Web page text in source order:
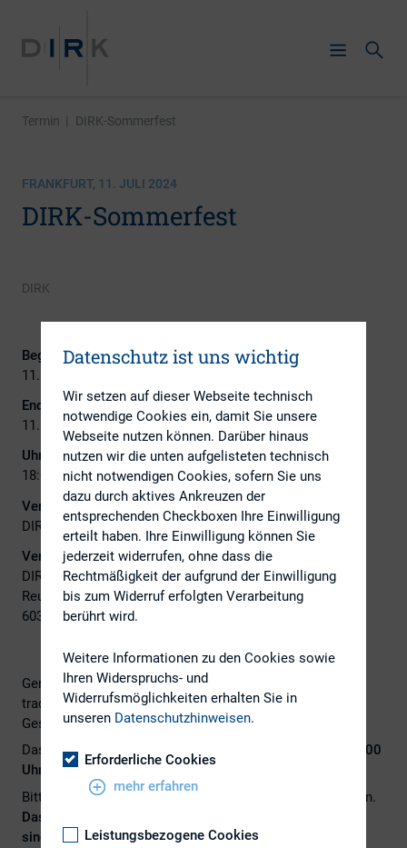
Termin | DIRK-Sommerfest
FRANKFURT, 11. JULI 2024
DIRK-Sommerfest
DIRK
Beginn:
11. Juli 2024
Ende:
11. Juli 2024
Uhrzeit:
18:00 - 22:30
Veranstalter:
DIRK
Veranstaltungsort:
DIRK-Geschäftsstellte
Reuterweg 81
60320 Frankfurt
Gerne laden wir alle Mitglieder, Partner und Freunde zum
traditionellen DIRK-Sommerfest in den Garten der DIRK-
Geschäftsstelle (Reuterweg 81, 60320 Frankfurt) ein.
Das Fest findet am
Donnerstag, den 11. Juli 2024 ab 18.00
Uhr
statt.
Bitte melden Sie sich/meldet Euch bis zum 4. Juli 2024 an.
Das Sommerfest sowie die Warteliste zum Sommerfest
sind ausgebucht.
Datenschutz ist uns wichtig
Wir setzen auf dieser Webseite technisch
notwendige Cookies ein, damit Sie unsere
Webseite nutzen können. Darüber hinaus
nutzen wir die unten aufgelisteten technisch
nicht notwendigen Cookies, sofern Sie uns
dazu durch aktives Ankreuzen der
entsprechenden Checkboxen Ihre Einwilligung
erteilt haben. Ihre Einwilligung können Sie
jederzeit widerrufen, ohne dass die
Rechtmäßigkeit der aufgrund der Einwilligung
bis zum Widerruf erfolgten Verarbeitung
berührt wird.
Weitere Informationen zu den Cookies sowie
Ihren Widerspruchs- und
Widerrufsmöglichkeiten erhalten Sie in
unseren Datenschutzhinweisen.
Erforderliche Cookies
mehr erfahren
Leistungsbezogene Cookies